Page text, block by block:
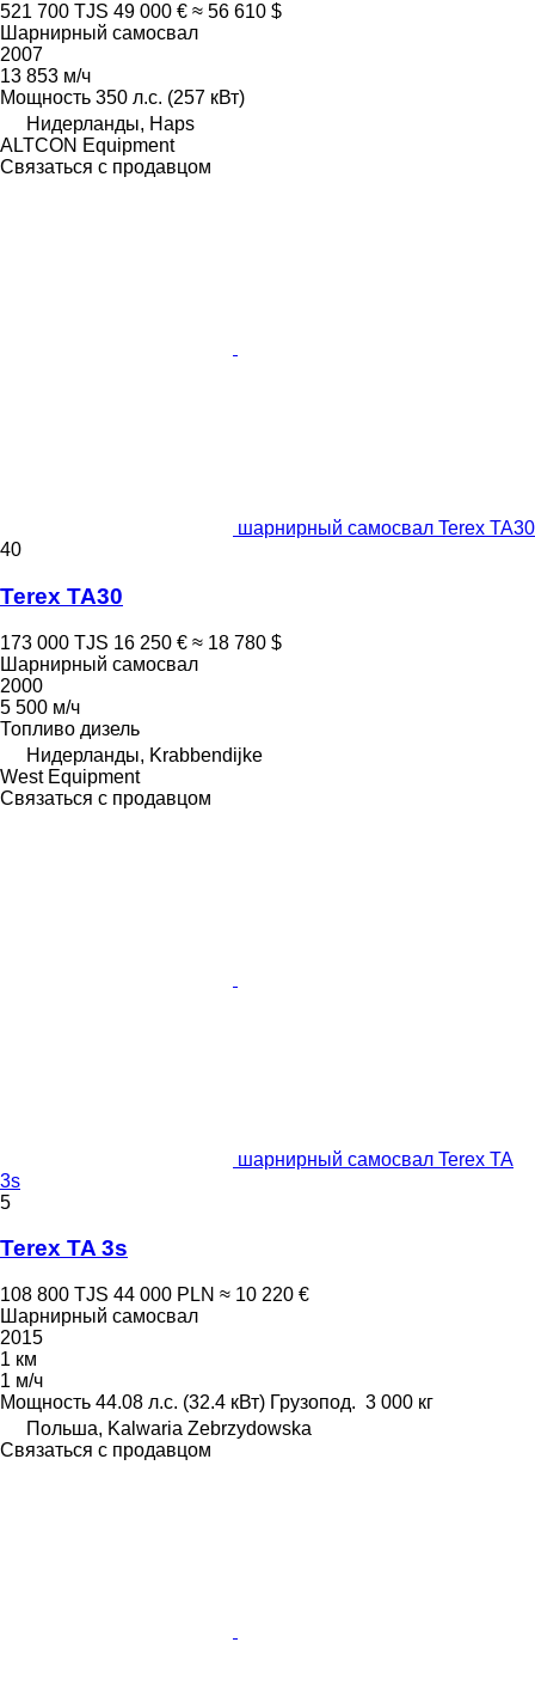
521 700 TJS 49 000 € ≈ 56 610 $
Шарнирный самосвал
2007
13 853 м/ч
Мощность 350 л.с. (257 кВт)
Нидерланды, Haps
ALTCON Equipment
Связаться с продавцом
шарнирный самосвал Terex TA30
40
Terex TA30
173 000 TJS 16 250 € ≈ 18 780 $
Шарнирный самосвал
2000
5 500 м/ч
Топливо дизель
Нидерланды, Krabbendijke
West Equipment
Связаться с продавцом
шарнирный самосвал Terex TA
3s
5
Terex TA 3s
108 800 TJS 44 000 PLN ≈ 10 220 €
Шарнирный самосвал
2015
1 км
1 м/ч
Мощность 44.08 л.с. (32.4 кВт) Грузопод. 3 000 кг
Польша, Kalwaria Zebrzydowska
Связаться с продавцом